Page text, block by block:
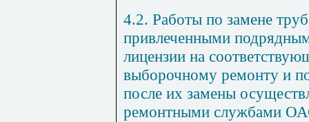
4.2. Работы по замене
привлеченными
лицензии на
выборочному ремонту и
после их замены
ремонтными службами